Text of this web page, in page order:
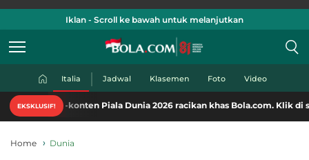
Iklan - Scroll ke bawah untuk melanjutkan
Italia Jadwal Klasemen Foto Video
EKSKLUSIF!
Piala Dunia 2026 racikan khas Bola.com. Klik di sini!
Home Dunia